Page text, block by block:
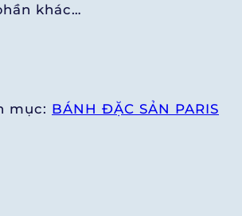
khác…
mục: BÁNH ĐẶC SẢN PARIS